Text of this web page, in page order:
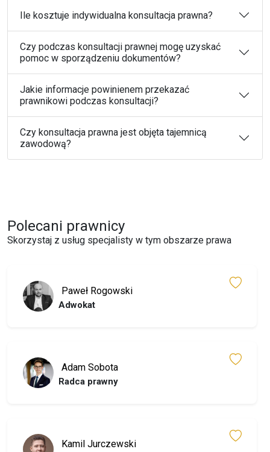
Ile kosztuje indywidualna konsultacja prawna?
Czy podczas konsultacji prawnej mogę uzyskać
pomoc w sporządzeniu dokumentów?
Jakie informacje powinienem przekazać
prawnikowi podczas konsultacji?
Czy konsultacja prawna jest objęta tajemnicą
zawodową?
Polecani prawnicy
Skorzystaj z usług specjalisty w tym obszarze prawa
Paweł Rogowski
Adwokat
Adam Sobota
Radca prawny
Kamil Jurczewski